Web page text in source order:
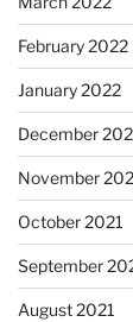
February 2022
January 2022
December
November
October 2021
September
August 2021